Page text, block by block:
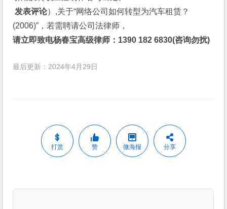
发表评论）,关于“网络公司如何转型为汽车租赁？
(2006)”，若需聘请公司法律师，
请立即致电杨春宝高级律师：1390 182 6830(咨询勿扰)
最后更新：2024年4月29日
打赏 赞 微海报 分享